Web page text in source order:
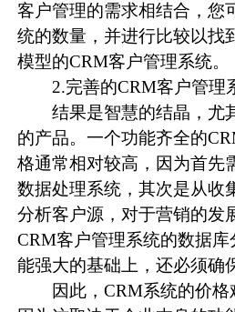
客户管理的需求相结合，您
统的数量，并进行比较以找
模型的CRM客户管理系统。
2.完善的CRM客户管理
结果是智慧的结晶，尤其
的产品。一个功能齐全的
格通常相对较高，因为首先
数据处理系统，其次是从收
分析客户源，对于营销的发
CRM客户管理系统的数据
能强大的基础上，还必须确
因此，CRM系统的价格